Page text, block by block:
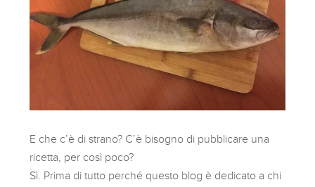
E che c’è di strano? C’è bisogno di pubblicare una
ricetta, per così poco?
Sì. Prima di tutto perché questo blog è dedicato a chi